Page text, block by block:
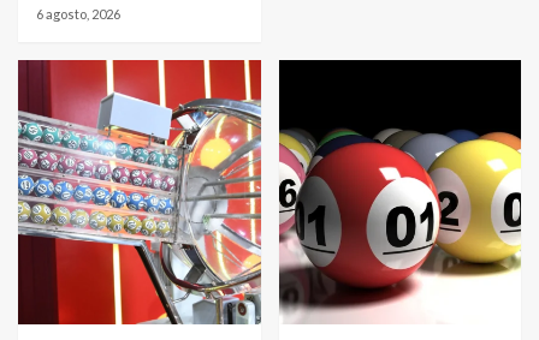
6 agosto, 2026